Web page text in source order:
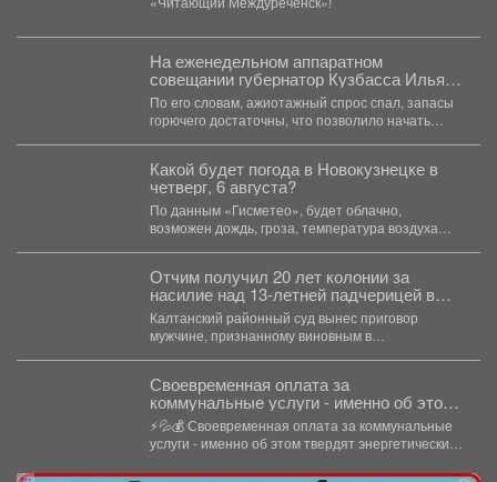
На еженедельном аппаратном
совещании губернатор Кузбасса Илья
Середюк заявил о стабилизации
ситуации с топливом в регионе.
По его словам, ажиотажный спрос спал, запасы
горючего достаточны, что позволило начать
Какой будет погода в Новокузнецке в
четверг, 6 августа?
По данным «Гисметео», будет облачно,
возможен дождь, гроза, температура воздуха
Отчим получил 20 лет колонии за
насилие над 13‑летней падчерицей в
Кузбассе
Калтанский районный суд вынес приговор
мужчине, признанному виновным в
Своевременная оплата за
коммунальные услуги - именно об этом
твердят энергетические компании.
⚡💦💰 Своевременная оплата за коммунальные
услуги - именно об этом твердят энергетические